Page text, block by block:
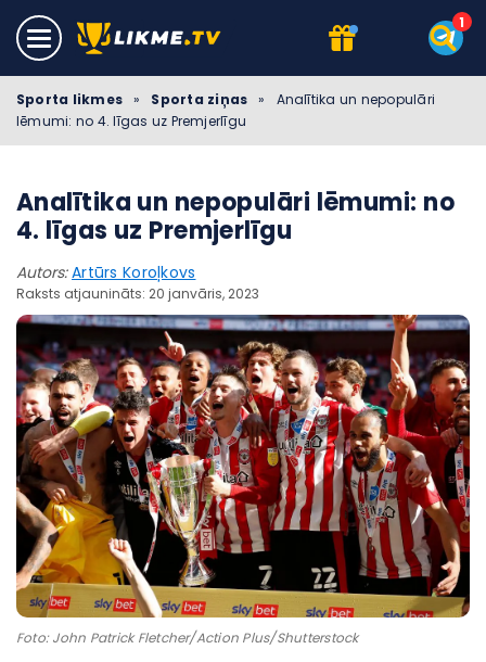
Sporta likmes » Sporta ziņas »
Analītika un nepopulāri
lēmumi: no 4. līgas uz Premjerlīgu
Analītika un nepopulāri lēmumi: no
4. līgas uz Premjerlīgu
Autors:Artūrs Koroļkovs
Raksts atjaunināts: 20 janvāris, 2023
Foto: John Patrick Fletcher/Action Plus/Shutterstock